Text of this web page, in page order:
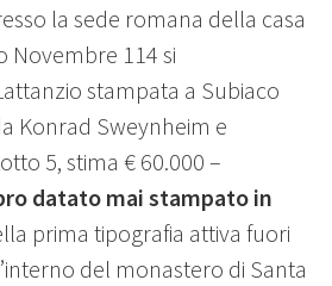
la sede romana della casa
Novembre 114 si
stampata a Subiaco
Konrad Sweynheim e
5, stima € 60.000 –
datato mai stampato in
prima tipografia attiva fuori
del monastero di Santa